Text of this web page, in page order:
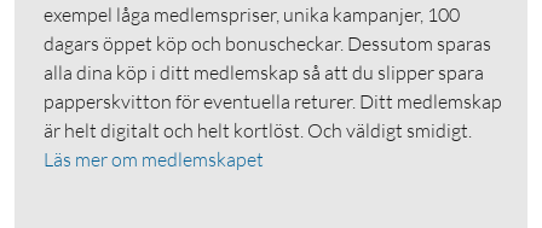
exempel låga medlemspriser, unika kampanjer, 100
dagars öppet köp och bonuscheckar. Dessutom sparas
alla dina köp i ditt medlemskap så att du slipper spara
papperskvitton för eventuella returer. Ditt medlemskap
är helt digitalt och helt kortlöst. Och väldigt smidigt.
Läs mer om medlemskapet